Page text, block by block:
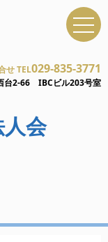
せ TEL029-835-3771
台2-66 IBCビル203号室
会